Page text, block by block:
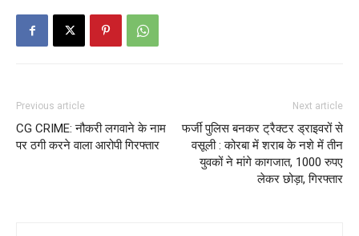
Previous article
CG CRIME: नौकरी लगवाने के नाम
पर ठगी करने वाला आरोपी गिरफ्तार
Next article
फर्जी पुलिस बनकर ट्रैक्टर ड्राइवरों से
वसूली : कोरबा में शराब के नशे में तीन
युवकों ने मांगे कागजात, 1000 रुपए
लेकर छोड़ा, गिरफ्तार